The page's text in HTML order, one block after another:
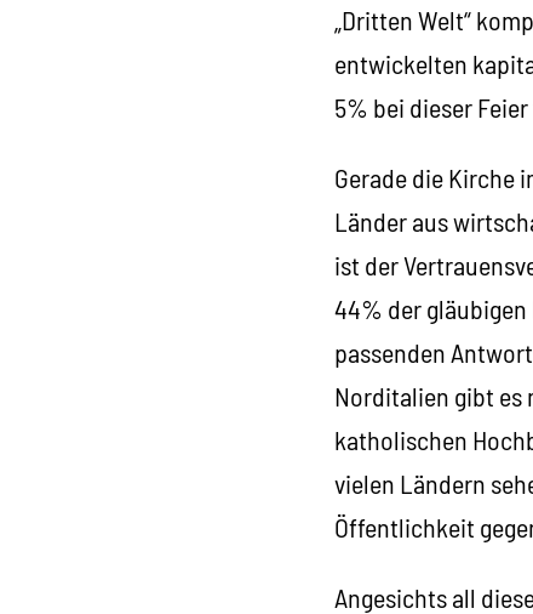
„Dritten Welt“
entwickelten
5% bei dieser
Gerade die Kirche
Länder aus
ist der
44% der
passenden
Norditalien gibt es
katholischen
vielen Ländern
Öffentlichkeit
Angesichts all